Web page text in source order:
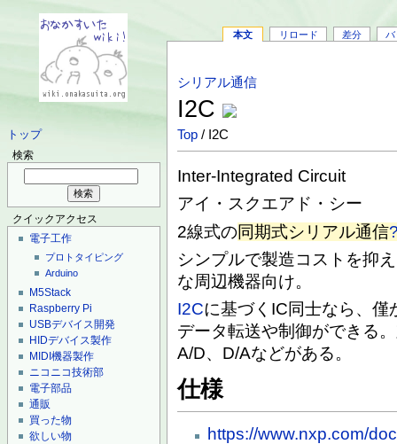
トップ
検索
クイックアクセス
電子工作
プロトタイピング
Arduino
M5Stack
Raspberry Pi
USBデバイス開発
HIDデバイス製作
MIDI機器製作
ニコニコ技術部
電子部品
通販
買った物
欲しい物
本文 リロード 差分 バ
シリアル通信
I2C
Top / I2C
Inter-Integrated Circuit
アイ・スクエアド・シー
2線式の同期式シリアル通信
シンプルで製造コストを抑
な周辺機器向け。
I2Cに基づくIC同士なら、
データ転送や制御ができる
A/D、D/Aなどがある。
仕様
https://www.nxp.com/